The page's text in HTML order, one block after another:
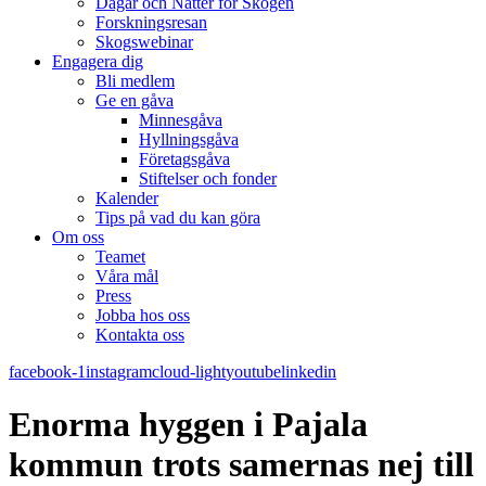
Forskningsresan
Skogswebinar
Engagera dig
Bli medlem
Ge en gåva
Minnesgåva
Hyllningsgåva
Företagsgåva
Stiftelser och fonder
Kalender
Tips på vad du kan göra
Om oss
Teamet
Våra mål​
Press
Jobba hos oss
Kontakta oss
facebook-1instagramcloud-lightyoutubelinkedin
Enorma hyggen i Pajala
kommun trots samernas nej till